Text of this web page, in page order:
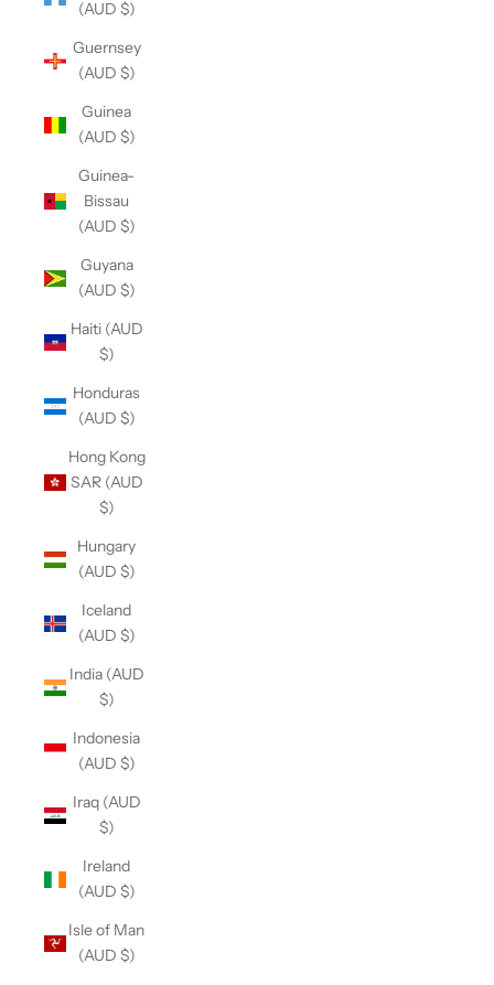
(AUD $)
Guernsey
(AUD $)
Guinea
(AUD $)
Guinea-
Bissau
(AUD $)
Guyana
(AUD $)
Haiti (AUD
$)
Honduras
(AUD $)
Hong Kong
SAR (AUD
$)
Hungary
(AUD $)
Iceland
(AUD $)
India (AUD
$)
Indonesia
(AUD $)
Iraq (AUD
$)
Ireland
(AUD $)
Isle of Man
(AUD $)